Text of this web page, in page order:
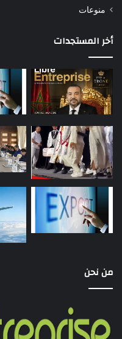
منوعات
أخر المستجدات
من نحن